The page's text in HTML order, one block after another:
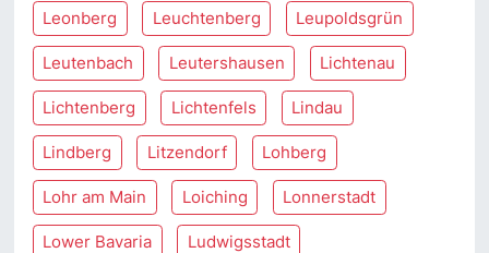
Leonberg Leuchtenberg Leupoldsgrün
Leutenbach Leutershausen Lichtenau
Lichtenberg Lichtenfels Lindau
Lindberg Litzendorf Lohberg
Lohr am Main Loiching Lonnerstadt
Lower Bavaria Ludwigsstadt